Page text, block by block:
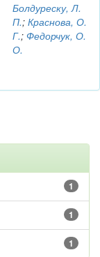
Болдуреску, Л.
П.; Краснова, О.
Г.; Федорчук, О.
О.
1
1
1